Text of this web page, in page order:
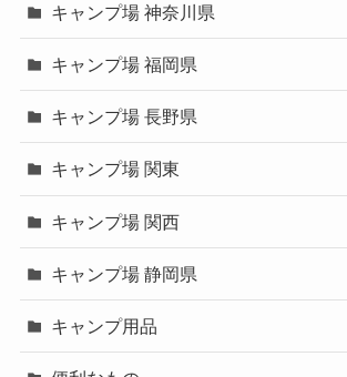
キャンプ場 神奈川県
キャンプ場 福岡県
キャンプ場 長野県
キャンプ場 関東
キャンプ場 関西
キャンプ場 静岡県
キャンプ用品